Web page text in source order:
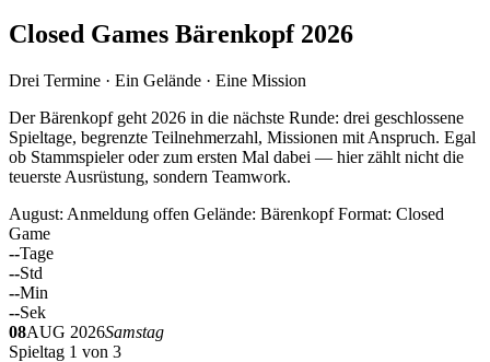
Closed Games Bärenkopf 2026
Drei Termine · Ein Gelände · Eine Mission
Der Bärenkopf geht 2026 in die nächste Runde: drei geschlossene
Spieltage, begrenzte Teilnehmerzahl, Missionen mit Anspruch. Egal
ob Stammspieler oder zum ersten Mal dabei — hier zählt nicht die
teuerste Ausrüstung, sondern Teamwork.
August: Anmeldung offen Gelände: Bärenkopf Format: Closed
Game
--Tage
--Std
--Min
--Sek
08AUG 2026Samstag
Spieltag 1 von 3